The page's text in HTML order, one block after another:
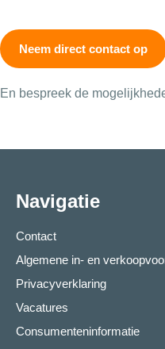
Neem direct contact op
En bespreek de
Navigatie
Contact
Algemene in- en
Privacyverklaring
Vacatures
Consumenteninformatie